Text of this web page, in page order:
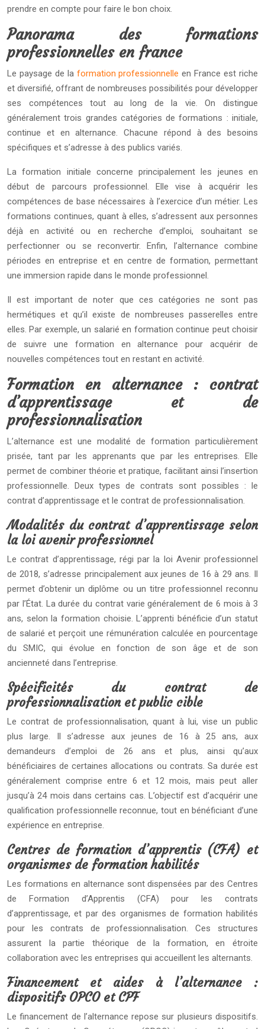
prendre en compte pour faire le bon choix.
Panorama des formations
professionnelles en france
Le paysage de la formation professionnelle en France est riche
et diversifié, offrant de nombreuses possibilités pour développer
ses compétences tout au long de la vie. On distingue
généralement trois grandes catégories de formations : initiale,
continue et en alternance. Chacune répond à des besoins
spécifiques et s’adresse à des publics variés.
La formation initiale concerne principalement les jeunes en
début de parcours professionnel. Elle vise à acquérir les
compétences de base nécessaires à l’exercice d’un métier. Les
formations continues, quant à elles, s’adressent aux personnes
déjà en activité ou en recherche d’emploi, souhaitant se
perfectionner ou se reconvertir. Enfin, l’alternance combine
périodes en entreprise et en centre de formation, permettant
une immersion rapide dans le monde professionnel.
Il est important de noter que ces catégories ne sont pas
hermétiques et qu’il existe de nombreuses passerelles entre
elles. Par exemple, un salarié en formation continue peut choisir
de suivre une formation en alternance pour acquérir de
nouvelles compétences tout en restant en activité.
Formation en alternance : contrat
d’apprentissage et de
professionnalisation
L’alternance est une modalité de formation particulièrement
prisée, tant par les apprenants que par les entreprises. Elle
permet de combiner théorie et pratique, facilitant ainsi l’insertion
professionnelle. Deux types de contrats sont possibles : le
contrat d’apprentissage et le contrat de professionnalisation.
Modalités du contrat d’apprentissage selon
la loi avenir professionnel
Le contrat d’apprentissage, régi par la loi Avenir professionnel
de 2018, s’adresse principalement aux jeunes de 16 à 29 ans. Il
permet d’obtenir un diplôme ou un titre professionnel reconnu
par l’État. La durée du contrat varie généralement de 6 mois à 3
ans, selon la formation choisie. L’apprenti bénéficie d’un statut
de salarié et perçoit une rémunération calculée en pourcentage
du SMIC, qui évolue en fonction de son âge et de son
ancienneté dans l’entreprise.
Spécificités du contrat de
professionnalisation et public cible
Le contrat de professionnalisation, quant à lui, vise un public
plus large. Il s’adresse aux jeunes de 16 à 25 ans, aux
demandeurs d’emploi de 26 ans et plus, ainsi qu’aux
bénéficiaires de certaines allocations ou contrats. Sa durée est
généralement comprise entre 6 et 12 mois, mais peut aller
jusqu’à 24 mois dans certains cas. L’objectif est d’acquérir une
qualification professionnelle reconnue, tout en bénéficiant d’une
expérience en entreprise.
Centres de formation d’apprentis (CFA) et
organismes de formation habilités
Les formations en alternance sont dispensées par des Centres
de Formation d’Apprentis (CFA) pour les contrats
d’apprentissage, et par des organismes de formation habilités
pour les contrats de professionnalisation. Ces structures
assurent la partie théorique de la formation, en étroite
collaboration avec les entreprises qui accueillent les alternants.
Financement et aides à l’alternance :
dispositifs OPCO et CPF
Le financement de l’alternance repose sur plusieurs dispositifs.